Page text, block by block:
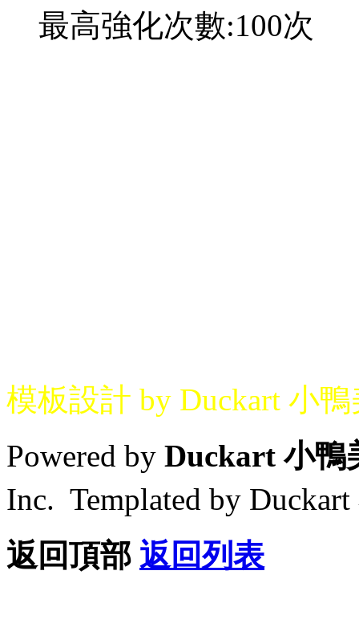
最高強化次數:100次
模板設計 by Duckart 小
Powered by Duckart 小鴨
Inc. Templated by
返回頂部 返回列表